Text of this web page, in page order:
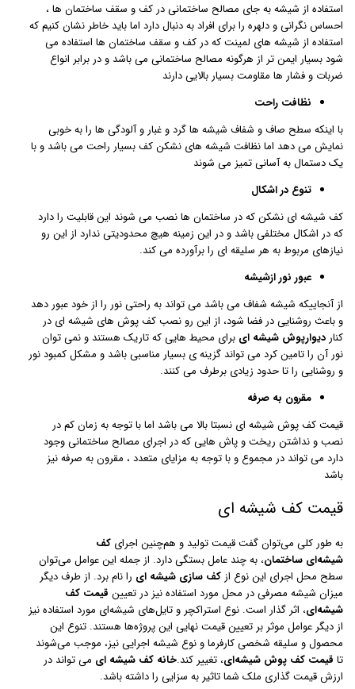
استفاده از شیشه به جای مصالح ساختمانی در کف و سقف ساختمان ها ،
احساس نگرانی و دلهره را برای افراد به دنبال دارد اما باید خاطر نشان کنیم که
استفاده از شیشه های لمینت که در کف و سقف ساختمان ها استفاده می
شود بسیار ایمن تر از هرگونه مصالح ساختمانی می باشد و در برابر انواع
ضربات و فشار ها مقاومت بسیار بالایی دارند
نظافت راحت
با اینکه سطح صاف و شفاف شیشه ها گرد و غبار و آلودگی ها را به خوبی
نمایش می دهد اما نظافت شیشه های نشکن کف بسیار راحت می باشد و با
یک دستمال به آسانی تمیز می شوند
تنوع در اشکال
کف شیشه ای نشکن که در ساختمان ها نصب می شوند این قابلیت را دارد
که در اشکال مختلفی باشد و در این زمینه هیچ محدودیتی ندارد از این رو
نیازهای مربوط به هر سلیقه ای را برآورده می کند.
عبور نور ازشیشه
از آنجاییکه شیشه شفاف می باشد می تواند به راحتی نور را از خود عبور دهد
و باعث روشنایی در فضا شود، از این رو نصب کف پوش های شیشه ای در
کناردیوارپوش شیشه ای برای محیط هایی که تاریک هستند و نمی توان
نور آن را تامین کرد می تواند گزینه ی بسیار مناسبی باشد و مشکل کمبود نور
و روشنایی را تا حدود زیادی برطرف می کنند.
مقرون به صرفه
قیمت کف پوش شیشه ای نسبتا بالا می باشد اما با توجه به زمان کم در
نصب و نداشتن ریخت و پاش هایی که در اجرای مصالح ساختمانی وجود
دارد می تواند در مجموع و با توجه به مزایای متعدد ، مقرون به صرفه نیز
باشد
قیمت کف شیشه ای
به طور کلی می‌توان گفت قیمت تولید و هم‌چنین اجرای کف
شیشه‌ای ساختمان، به چند عامل بستگی دارد. از جمله این عوامل می‌توان
سطح محل اجرای این نوع ازکف سازی شیشه ای را نام برد. از طرف دیگر
میزان شیشه مصرفی در محل مورد استفاده نیز در تعیین قیمت کف
شیشه‌ای، اثر گذار است. نوع استراکچر و تایل‌های شیشه‌ای مورد استفاده نیز
از دیگر عوامل موثر بر تعیین قیمت نهایی این پروژه‌ها هستند. تنوع این
محصول و سلیقه شخصی کارفرما و نوع شیشه اجرایی نیز، موجب می‌شوند
تا قیمت کف پوش شیشه‌ای، تغییر کند.خانه کف شیشه ای می تواند در
ارزش قیمت گذاری ملک شما تاثیر به سزایی را داشته باشد.